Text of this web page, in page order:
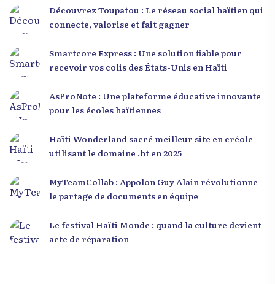
Découvrez Toupatou : Le réseau social haïtien qui
connecte, valorise et fait gagner
Smartcore Express : Une solution fiable pour
recevoir vos colis des États-Unis en Haïti
AsProNote : Une plateforme éducative innovante
pour les écoles haïtiennes
Haïti Wonderland sacré meilleur site en créole
utilisant le domaine .ht en 2025
MyTeamCollab : Appolon Guy Alain révolutionne
le partage de documents en équipe
Le festival Haïti Monde : quand la culture devient
acte de réparation